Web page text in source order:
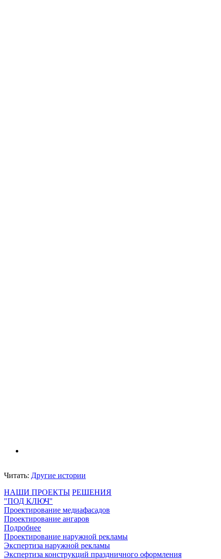
Читать: Другие истории
НАШИ ПРОЕКТЫ РЕШЕНИЯ
"ПОД КЛЮЧ"
Проектирование медиафасадов
Проектирование ангаров
Подробнее
Проектирование наружной рекламы
Экспертиза наружной рекламы
Экспертиза конструкций праздничного оформления